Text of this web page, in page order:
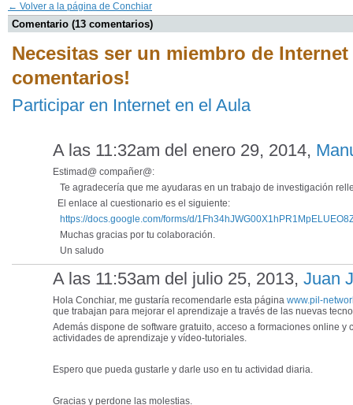
← Volver a la página de Conchiar
Comentario (13 comentarios)
Necesitas ser un miembro de
comentarios!
Participar en Internet en el Aula
A las 11:32am del enero 29, 2014,
Estimad@ compañer@:
Te agradecería que me ayudaras en un trabajo de investigación
El enlace al cuestionario es el siguiente:
https://docs.google.com/forms/d/
Muchas gracias por tu colaboración.
Un saludo
A las 11:53am del julio 25, 2013, Juan
Hola Conchiar, me gustaría recomendarle esta página www.pil-
que trabajan para mejorar el aprendizaje a través de las nuevas
Además dispone de software gratuito, acceso a formaciones online
actividades de aprendizaje y vídeo-tutoriales.
Espero que pueda gustarle y darle uso en tu actividad diaria.
Gracias y perdone las molestias.